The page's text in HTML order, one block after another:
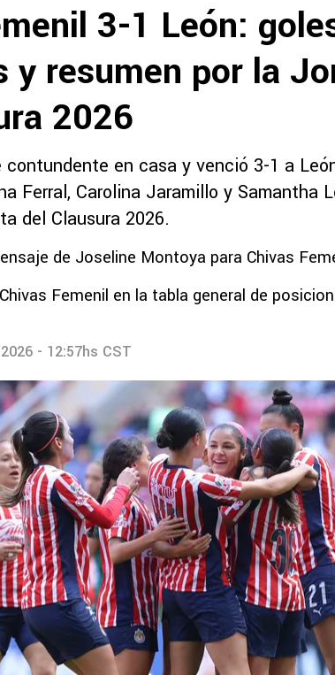
3-1 León:
y resumen por la
2026
en casa y venció 3-1 a
Ferral, Carolina Jaramillo y Samantha
del Clausura 2026.
de Joseline Montoya para Chivas
Femenil en la tabla general de
- 12:57hs CST